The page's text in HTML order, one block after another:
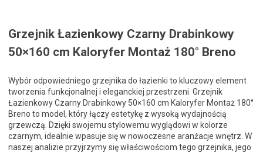
Grzejnik Łazienkowy Czarny Drabinkowy
50×160 cm Kaloryfer Montaż 180° Breno
Wybór odpowiedniego grzejnika do łazienki to kluczowy element
tworzenia funkcjonalnej i eleganckiej przestrzeni. Grzejnik
Łazienkowy Czarny Drabinkowy 50×160 cm Kaloryfer Montaż 180°
Breno to model, który łączy estetykę z wysoką wydajnością
grzewczą. Dzięki swojemu stylowemu wyglądowi w kolorze
czarnym, idealnie wpasuje się w nowoczesne aranżacje wnętrz. W
naszej analizie przyjrzymy się właściwościom tego grzejnika, jego